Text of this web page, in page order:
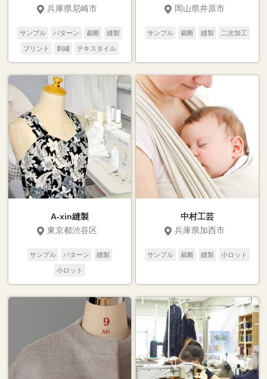
兵庫県尼崎市
サンプル パターン 裁断 縫製
プリント 刺繍 テキスタイル
二次加工
岡山県井原市
サンプル 裁断 縫製 二次加工
A-xin縫製
東京都渋谷区
サンプル パターン 縫製
小ロット
中村工芸
兵庫県加西市
サンプル 裁断 縫製 小ロット